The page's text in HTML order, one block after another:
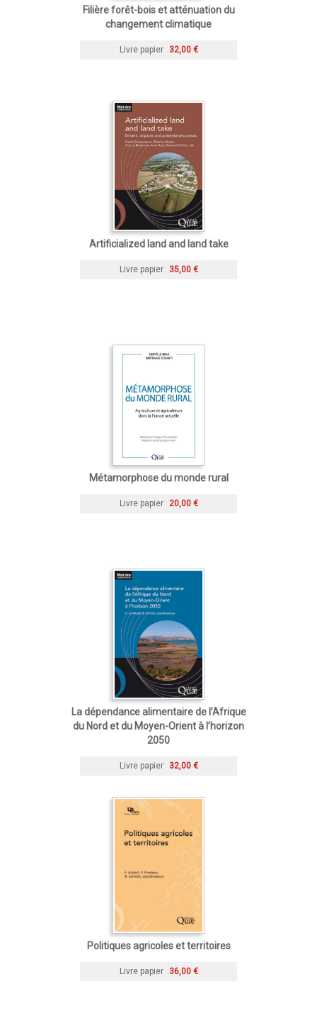
Filière forêt-bois et atténuation du
changement climatique
Livre papier 32,00 €
Artificialized land and land take
Livre papier 35,00 €
Métamorphose du monde rural
Livre papier 20,00 €
La dépendance alimentaire de l’Afrique
du Nord et du Moyen-Orient à l’horizon
2050
Livre papier 32,00 €
Politiques agricoles et territoires
Livre papier 36,00 €